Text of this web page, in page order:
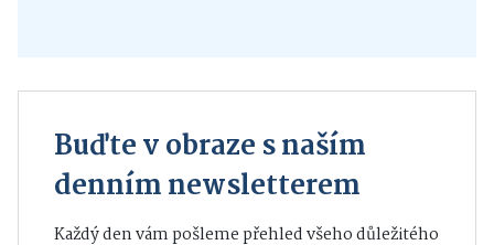
Buďte v obraze s naším
denním newsletterem
Každý den vám pošleme přehled všeho důležitého